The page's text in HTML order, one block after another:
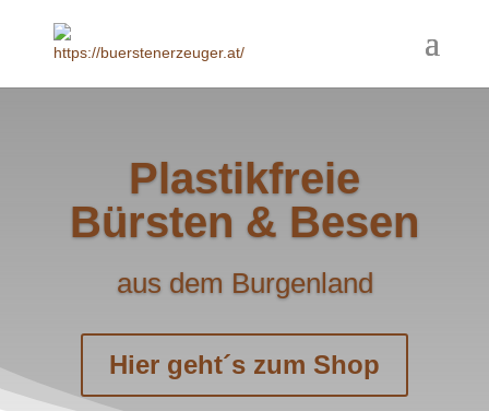
Plastikfreie
Bürsten & Besen
aus dem Burgenland
Hier geht´s zum Shop